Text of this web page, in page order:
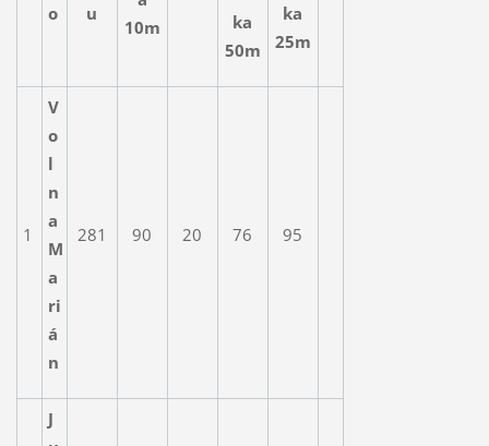
o
u
10m
ka
50m
ka
25m
1
V
o
l
n
a
M
a
ri
á
n
281 90 20 76 95
J